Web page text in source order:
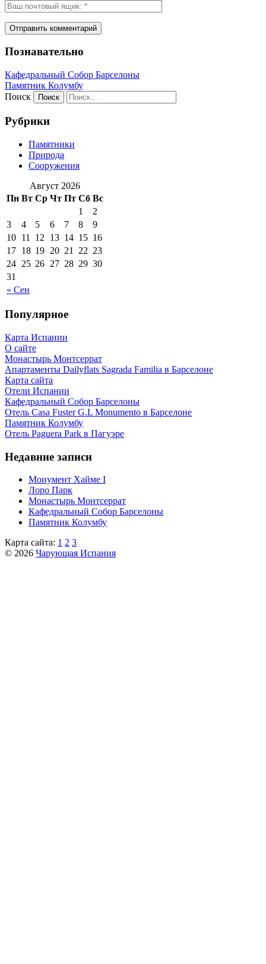
Познавательно
Кафeдрaльный Собор Барселоны
Пaмятник Колумбу
Поиск
Рубрики
Памятники
Природа
Сооружения
Август 2026
Пн Вт Ср Чт Пт Сб Вс
« Сен
1
2
3
4 5 6 7 8
9
10 11 12 13 14 15 16
17 18 19 20 21 22 23
24 25 26 27 28 29 30
31
Популярное
Карта Испании
О сайте
Монастырь Монтсеррат
Апартаменты Dailyflats Sagrada Familia в Барселоне
Карта сайта
Отели Испании
Кафeдрaльный Собор Барселоны
Отель Casa Fuster G.L Monumento в Барселоне
Пaмятник Колумбу
Отель Paguera Park в Пагуэре
Недавние записи
Монумент Хайме I
Лоро Парк
Монастырь Монтсеррат
Кафeдрaльный Собор Барселоны
Пaмятник Колумбу
Карта сайта: 1 2 3
© 2026 Чарующая Испания